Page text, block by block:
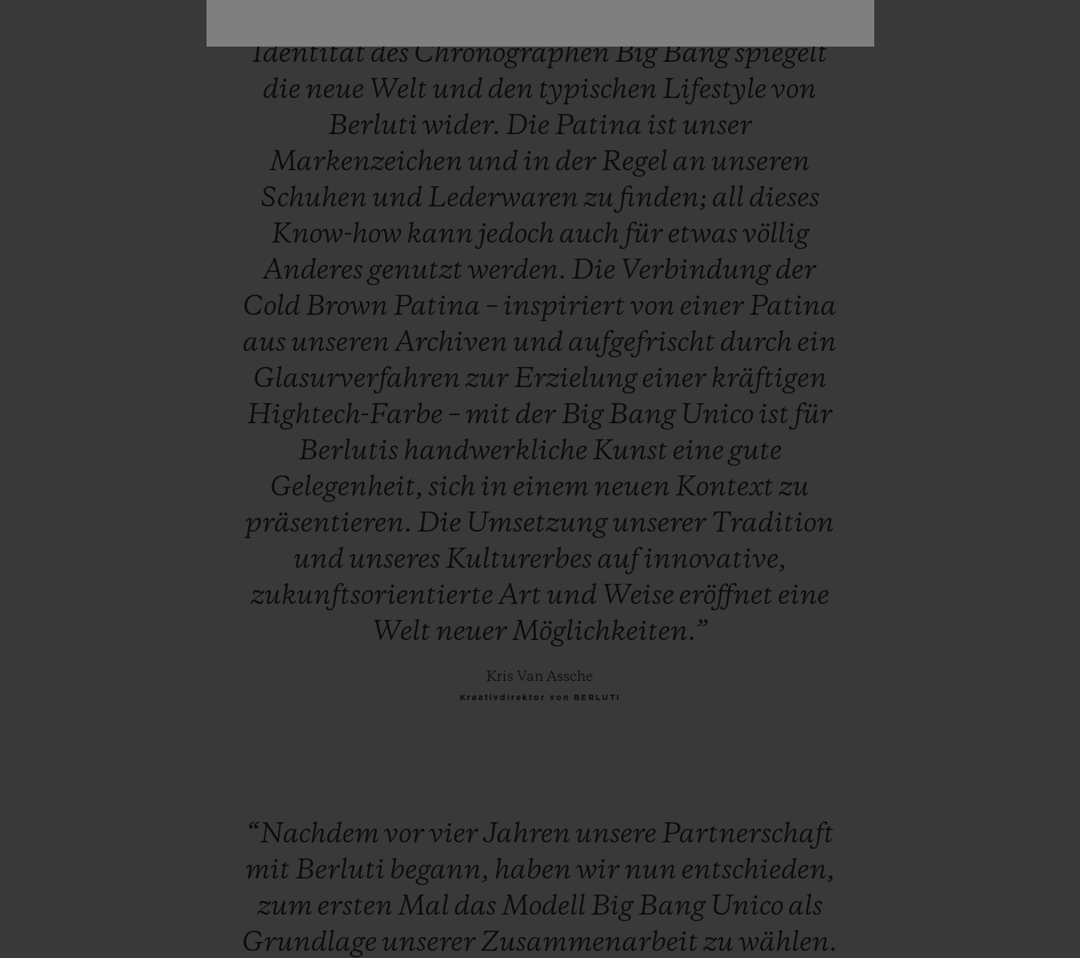
IdentitätdesChronographenBigBangspiegelt
die neue Welt und den typischen Lifestylevon
Berluti wider. Die Patina ist unser
Markenzeichen und in der Regel an unseren
Schuhen und Lederwaren zu finden; all dieses
Know-how kann jedoch auch für etwas völlig
Anderes genutztwerden. Die Verbindungder
Cold Brown Patina – inspiriertvon einer Patina
aus unserenArchiven und aufgefrischt durch ein
Glasurverfahren zur Erzielungeiner kräftigen
Hightech-Farbe – mit der BigBang Unico ist für
Berlutis handwerkliche Kunst eine gute
Gelegenheit, sich in einem neuen Kontextzu
präsentieren. Die Umsetzungunserer Tradition
und unseres Kulturerbes aufinnovative,
zukunftsorientierte Art und Weise eröffnet eine
Welt neuerMöglichkeiten.”
Kris Van Assche
Kreativdirektor von BERLUTI
“Nachdem vorvierJahren unsere Partnerschaft
mit Berluti begann, haben wir nun entschieden,
zum ersten Mal das Modell BigBang Unico als
Grundlage unserer Zusammenarbeitzuwählen.